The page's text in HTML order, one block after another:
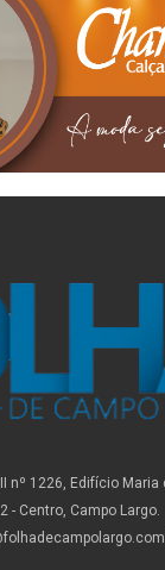
nº 1226, Edifício Maria
- Centro, Campo Largo.